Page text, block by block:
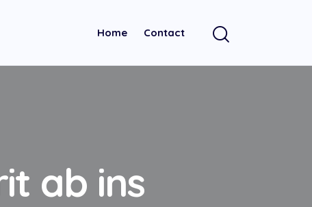
Home Contact
ab ins